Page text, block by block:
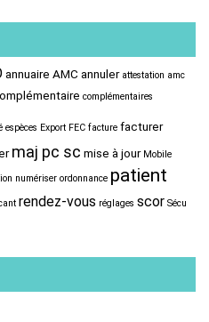
annuaire AMC annuler attestation amc
complémentaires
espèces Export FEC facture facturer
maj pc sc mise à jour Mobile
numériser ordonnance patient
rendez-vous réglages scor Sécu